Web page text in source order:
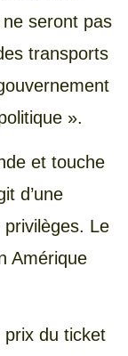
seront pas
transports
».
et touche
d’une
privilèges. Le
Amérique
prix du ticket